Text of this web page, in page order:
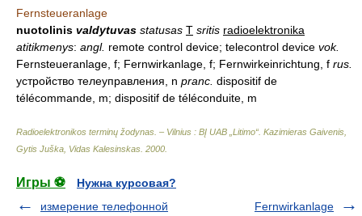
Fernsteueranlage
nuotolinis valdytuvas statusas T sritis radioelektronika
atitikmenys: angl. remote control device; telecontrol device vok.
Fernsteueranlage, f; Fernwirkanlage, f; Fernwirkeinrichtung, f rus.
устройство телеуправления, n pranc. dispositif de
télécommande, m; dispositif de téléconduite, m
Radioelektronikos terminų žodynas. – Vilnius : BĮ UAB „Litimo“ Kazimieras Gaivenis,
Gytis Juška, Vidas Kalesinskas 2000
Игры ⚽
Нужна курсовая?
измерение телефонной
Fernwirkanlage